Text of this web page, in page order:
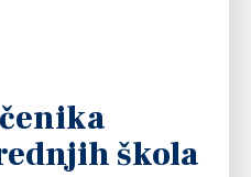
škola